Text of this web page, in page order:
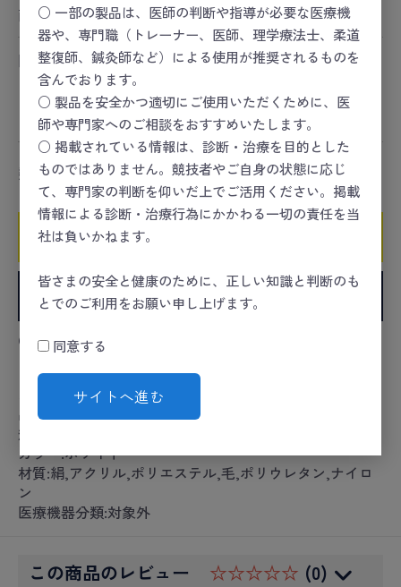
○ 一部の製品は、医師の判断や指導が必要な医療機
器や、専門職（トレーナー、医師、理学療法士、柔道
整復師、鍼灸師など）による使用が推奨されるものを
含んでおります。
○ 製品を安全かつ適切にご使用いただくために、医
師や専門家へのご相談をおすすめいたします。
○ 掲載されている情報は、診断・治療を目的とした
ものではありません。競技者やご自身の状態に応じ
て、専門家の判断を仰いだ上でご活用ください。掲載
情報による診断・治療行為にかかわる一切の責任を当
社は負いかねます。
皆さまの安全と健康のために、正しい知識と判断のも
とでのご利用をお願い申し上げます。
同意する
サイトへ進む
商品コード：23-5164-05
関連カテゴリ
コンディショニング
コンディショニング＞予防／保護
コンディショニング＞予防／保護 ＞サポーター
数量
お気に入りに追加
●シルクと吸湿・発熱素材を使用した肌にやさしいサポ
ーターです。
カタログコード:23-5164-05
品番:NO.8800(ﾌﾘｰ)
規格:足首用
カラー:ホワイト
材質:絹,アクリル,ポリエステル,毛,ポリウレタン,ナイロ
ン
医療機器分類:対象外
この商品のレビュー ☆☆☆☆☆ (0)